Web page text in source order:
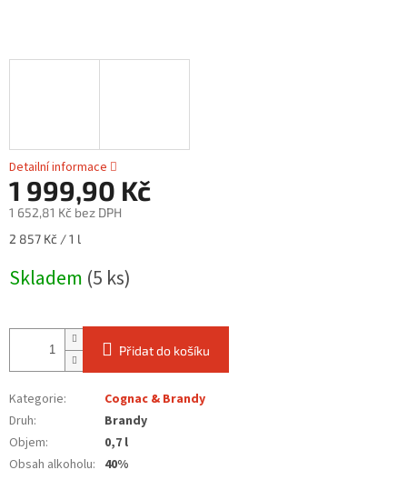
Detailní informace
1 999,90 Kč
1 652,81 Kč bez DPH
Měrná
2 857 Kč / 1 l
Skladem (5 ks)
Přidat do košíku
Kategorie:
Cognac & Brandy
Druh:
Brandy
Objem:
0,7 l
Obsah alkoholu: 40%